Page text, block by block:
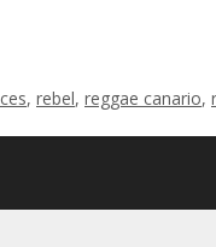
, rebel, reggae canario,